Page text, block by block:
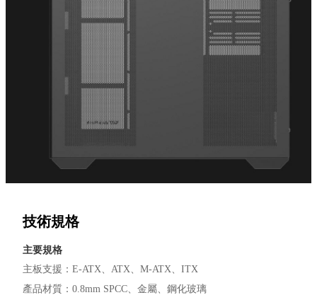
技術規格
主要規格
主板支援 ： E-ATX ATX M-ATX
ITX
產品材質 ： 0.8mm SPCC 金屬 鋼化玻璃